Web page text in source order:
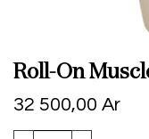
Roll-On
32 500,00 Ar